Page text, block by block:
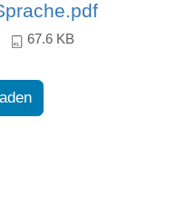
67.6 KB